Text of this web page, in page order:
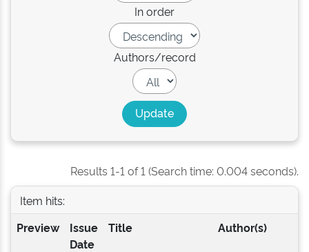
In order
Authors/record
Results 1-1 of 1 (Search time: 0.004 seconds).
Item hits:
Preview
Issue
Date
Title Author(s)